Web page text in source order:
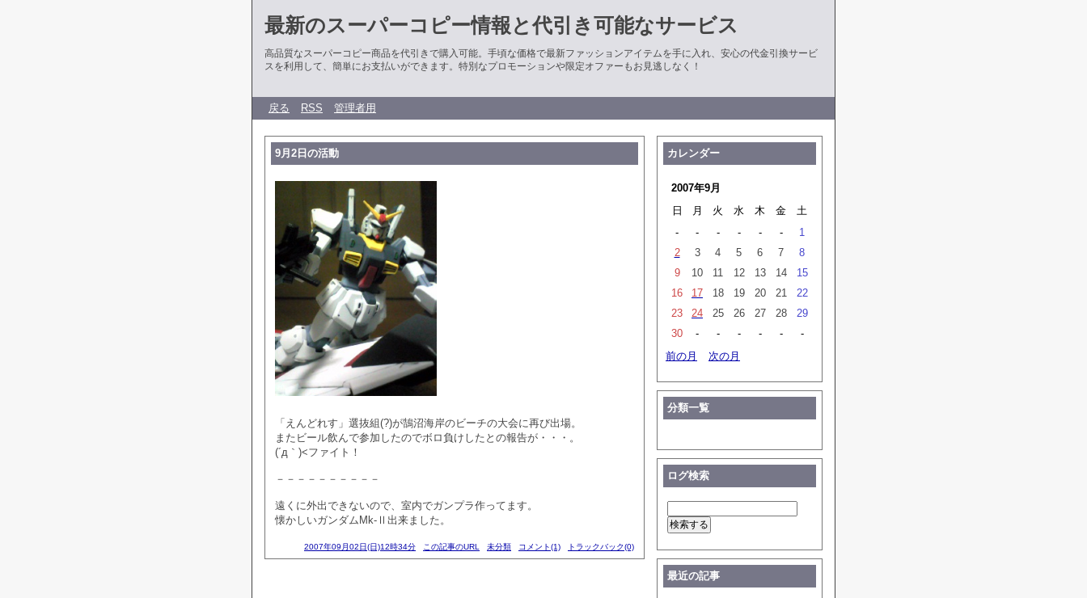
最新のスーパーコピー情報と代引き可能なサービス
高品質なスーパーコピー商品を代引きで購入可能。手頃な価格で最新ファッションアイテムを手に入れ、安心の代金引換サービ
スを利用して、簡単にお支払いができます。特別なプロモーションや限定オファーもお見逃しなく！
戻る RSS 管理者用
9月2日の活動
「えんどれす」選抜組(?)が鵠沼海岸のビーチの大会に再び出場。
またビール飲んで参加したのでボロ負けしたとの報告が・・・。
(´д｀)<ファイト！
－－－－－－－－－－
遠くに外出できないので、室内でガンプラ作ってます。
懐かしいガンダムMk-Ⅱ出来ました。
2007年09月02日(日)12時34分 この記事のURL 未分類 コメント(1) トラックバック(0)
カレンダー
2007年9月
日
月 火 水 木 金
土
-
- - - - -
1
2
3 4 5 6 7
8
9
10 11 12 13 14
15
16
17 18 19 20 21
22
23
24 25 26 27 28
29
30
- - - - -
-
前の月
次の月
分類一覧
ログ検索
最近の記事